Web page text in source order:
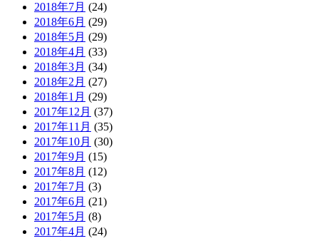
2018年7月 (24)
2018年6月 (29)
2018年5月 (29)
2018年4月 (33)
2018年3月 (34)
2018年2月 (27)
2018年1月 (29)
2017年12月 (37)
2017年11月 (35)
2017年10月 (30)
2017年9月 (15)
2017年8月 (12)
2017年7月 (3)
2017年6月 (21)
2017年5月 (8)
2017年4月 (24)